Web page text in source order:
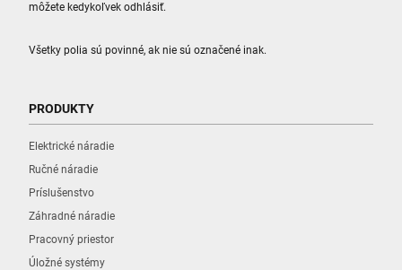
Všetky polia sú povinné, ak nie sú označené inak.
môžete kedykoľvek odhlásiť.
PRODUKTY
Elektrické náradie
Ručné náradie
Príslušenstvo
Záhradné náradie
Pracovný priestor
Úložné systémy